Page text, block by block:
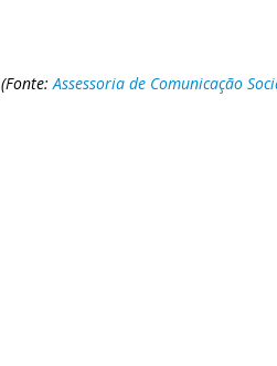
(Fonte:Assessoria de Comunicação